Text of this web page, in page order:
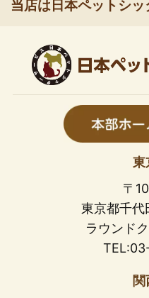
当店は日本ペットシ
東
〒
東京都千代
ラウンド
関